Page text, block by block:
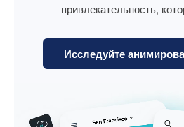
привлекательность,
Исследуйте